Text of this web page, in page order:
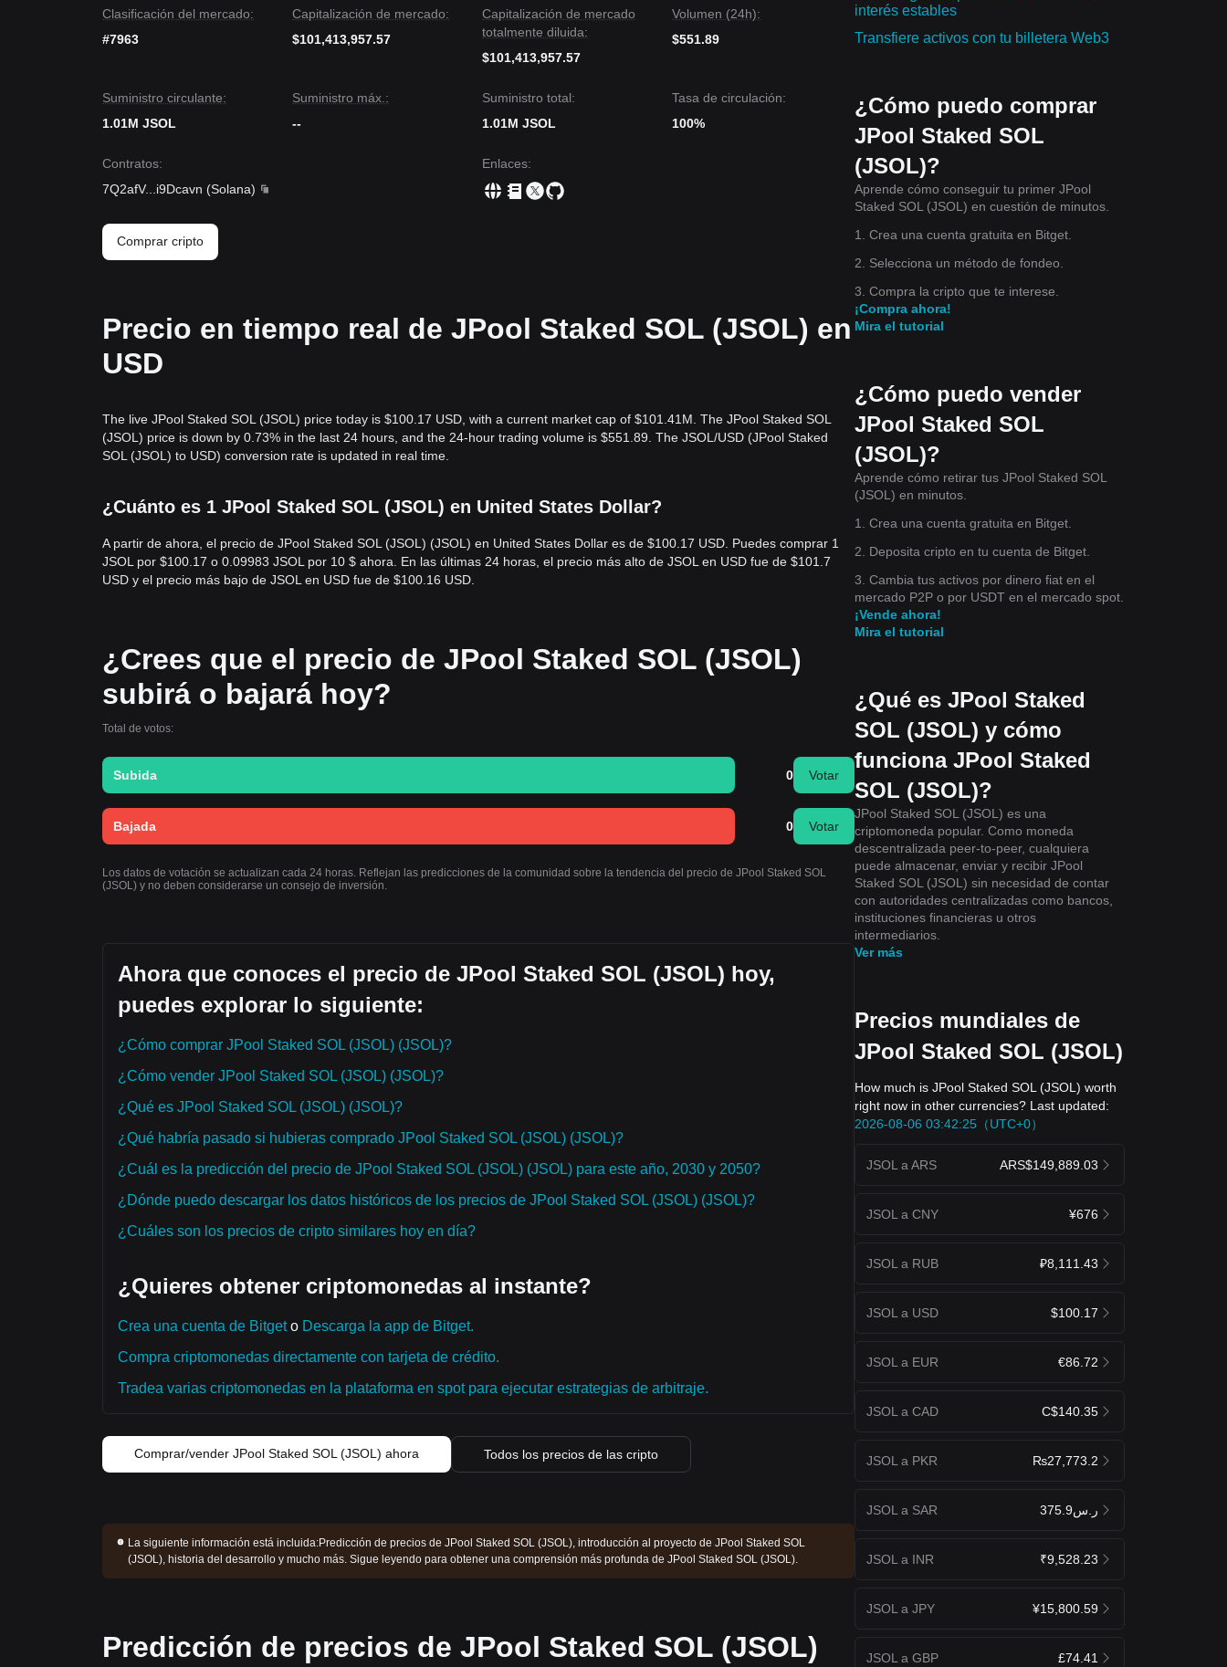
Clasificación del mercado:
#7963
Capitalización de mercado:
$101,413,957.57
Capitalización de mercado
totalmente diluida:
$101,413,957.57
Volumen (24h):
$551.89
Suministro circulante:
1.01M JSOL
Suministro máx.:
--
Suministro total:
1.01M JSOL
Tasa de circulación:
100%
Contratos:
7Q2afV... i9Dcavn (Solana)
Enlaces:
Comprar cripto
Precio en tiempo real de JPool Staked SOL (JSOL) en
USD
The live JPool Staked SOL (JSOL) price today is $100.17 USD, with a current market cap of $101.41M. The JPool Staked SOL
(JSOL) price is down by 0.73% in the last 24 hours, and the 24-hour trading volume is $551.89. The JSOL/USD (JPool Staked
SOL (JSOL) to USD) conversion rate is updated in real time.
¿Cuánto es 1 JPool Staked SOL (JSOL) en United States Dollar?
A partir de ahora, el precio de JPool Staked SOL (JSOL) (JSOL) en United States Dollar es de $100.17 USD. Puedes comprar 1
JSOL por $100.17 o 0.09983 JSOL por 10 $ ahora. En las últimas 24 horas, el precio más alto de JSOL en USD fue de $101.7
USD y el precio más bajo de JSOL en USD fue de $100.16 USD.
¿Crees que el precio de JPool Staked SOL (JSOL)
subirá o bajará hoy?
Total de votos:
Subida 0 Votar
Bajada 0 Votar
Los datos de votación se actualizan cada 24 horas. Reflejan las predicciones de la comunidad sobre la tendencia del precio de JPool Staked SOL
(JSOL) y no deben considerarse un consejo de inversión.
Ahora que conoces el precio de JPool Staked SOL (JSOL) hoy,
puedes explorar lo siguiente:
¿Cómo comprar JPool Staked SOL (JSOL) (JSOL)?
¿Cómo vender JPool Staked SOL (JSOL) (JSOL)?
¿Qué es JPool Staked SOL (JSOL) (JSOL)?
¿Qué habría pasado si hubieras comprado JPool Staked SOL (JSOL) (JSOL)?
¿Cuál es la predicción del precio de JPool Staked SOL (JSOL) (JSOL) para este año, 2030 y 2050?
¿Dónde puedo descargar los datos históricos de los precios de JPool Staked SOL (JSOL) (JSOL)?
¿Cuáles son los precios de cripto similares hoy en día?
¿Quieres obtener criptomonedas al instante?
Crea una cuenta de Bitgeto Descarga la app de Bitget.
Compra criptomonedas directamente con tarjeta de crédito.
Tradea varias criptomonedas en la plataforma en spot para ejecutar estrategias de arbitraje.
Comprar/vender JPool Staked SOL (JSOL) ahora Todos los precios de las cripto
La siguiente información está incluida:Predicción de precios de JPool Staked SOL (JSOL), introducción al proyecto de JPool Staked SOL
(JSOL), historia del desarrollo y mucho más. Sigue leyendo para obtener una comprensión más profunda de JPool Staked SOL (JSOL).
Predicción de precios de JPool Staked SOL (JSOL)
interés estables
Transfiere activos con tu billetera Web3
¿Cómo puedo comprar
JPool Staked SOL
(JSOL)?
Aprende cómo conseguir tu primer JPool
Staked SOL (JSOL) en cuestión de minutos.
1. Crea una cuenta gratuita en Bitget.
2. Selecciona un método de fondeo.
3. Compra la cripto que te interese.
¡Compra ahora!
Mira el tutorial
¿Cómo puedo vender
JPool Staked SOL
(JSOL)?
Aprende cómo retirar tus JPool Staked SOL
(JSOL) en minutos.
1. Crea una cuenta gratuita en Bitget.
2. Deposita cripto en tu cuenta de Bitget.
3. Cambia tus activos por dinero fiat en el
mercado P2P o por USDT en el mercado spot.
¡Vende ahora!
Mira el tutorial
¿Qué es JPool Staked
SOL (JSOL) y cómo
funciona JPool Staked
SOL (JSOL)?
JPool Staked SOL (JSOL) es una
criptomoneda popular. Como moneda
descentralizada peer-to-peer, cualquiera
puede almacenar, enviar y recibir JPool
Staked SOL (JSOL) sin necesidad de contar
con autoridades centralizadas como bancos,
instituciones financieras u otros
intermediarios.
Ver más
Precios mundiales de
JPool Staked SOL (JSOL)
How much is JPool Staked SOL (JSOL) worth
right now in other currencies? Last updated:
2026-08-06 03:42:25（UTC+0）
JSOL a ARS ARS$149,889.03
JSOL a CNY ¥676
JSOL a RUB ₽8,111.43
JSOL a USD $100.17
JSOL a EUR €86.72
JSOL a CAD C$140.35
JSOL a PKR ₨27,773.2
JSOL a SAR ر.س375.9
JSOL a INR ₹9,528.23
JSOL a JPY ¥15,800.59
JSOL a GBP £74.41